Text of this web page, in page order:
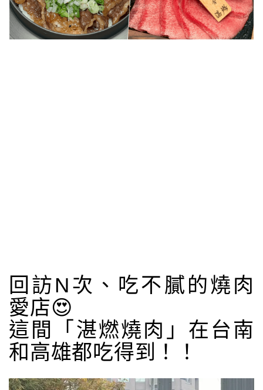
回訪N次、吃不膩的燒肉
愛店😍
這間「湛燃燒肉」在台南
和高雄都吃得到！！